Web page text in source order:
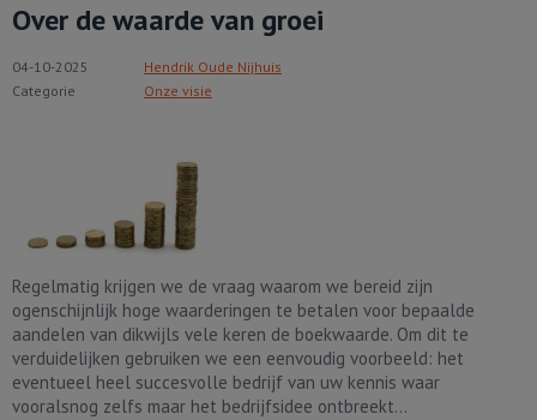
Over de waarde van groei
04-10-2025
Hendrik Oude Nijhuis
Categorie
Onze visie
Regelmatig krijgen we de vraag waarom we bereid zijn
ogenschijnlijk hoge waarderingen te betalen voor bepaalde
aandelen van dikwijls vele keren de boekwaarde. Om dit te
verduidelijken gebruiken we een eenvoudig voorbeeld: het
eventueel heel succesvolle bedrijf van uw kennis waar
vooralsnog zelfs maar het bedrijfsidee ontbreekt...